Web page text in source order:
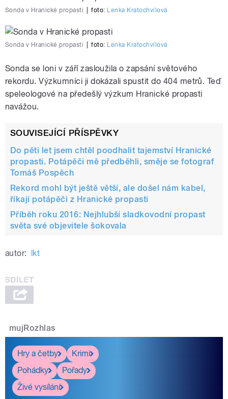
Sonda v Hranické propasti foto: Lenka Kratochvílová
Sonda v Hranické propasti foto: Lenka Kratochvílová
Sonda se loni v září zasloužila o zapsání světového
rekordu. Výzkumníci ji dokázali spustit do 404 metrů. Teď
speleologové na předešlý výzkum Hranické propasti
navážou.
SOUVISEJÍCÍ PŘÍSPĚVKY
Do pěti let jsem chtěl poodhalit tajemství Hranické
propasti. Potápěči mě předběhli, směje se fotograf
Tomáš Pospěch
Rekord mohl být ještě větší, ale došel nám kabel,
říkají potápěči z Hranické propasti
Příběh roku 2016: Nejhlubší sladkovodní propast
světa své objevitele šokovala
autor: lkt
mujRozhlas
Hry a četby
Krimi
Pohádky
Pořady
Živé vysílání